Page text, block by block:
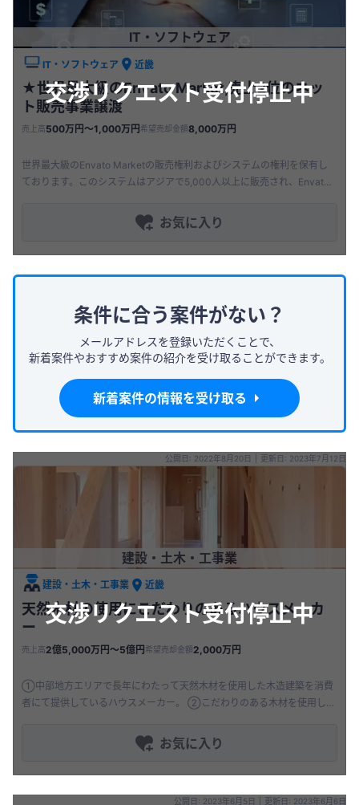
交渉リクエスト受付停止中
IT・ソフトウェア
IT・ソフトウェア 近畿
★世界最大級のEnvato Market,売上2位のネッ
ト販売事業譲渡
売上高500万円〜1,000万円 希望売却金額8,000万円
世界最大級のEnvato Marketの販売権利およびシステムの権利を保有し
ております。このシステムはアジアで5,000人以上に販売され、Envato
お気に入り
条件に合う案件がない？
メールアドレスを登録いただくことで、
新着案件やおすすめ案件の紹介を受け取ることができます。
新着案件の情報を受け取る
交渉リクエスト受付停止中
公開日: 2022年8月20日 更新日: 2023年7月12日
建設・土木・工事業
建設・土木・工事業 近畿
天然木材の使用にこだわりのあるハウスメーカ
ー
売上高2億5,000万円〜5億円 希望売却金額2,000万円
①中部地方エリアで長年にわたって天然木材を使用した木造建築を消費
者にて提供しているハウスメーカー。 ②こだわりのある木材を使用して
お気に入り
公開日: 2023年6月5日 更新日: 2023年6月6日